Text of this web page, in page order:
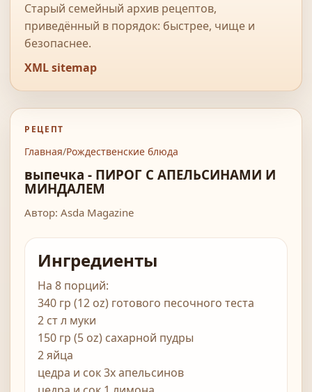
Старый семейный архив рецептов,
приведённый в порядок: быстрее, чище и
безопаснее.
XML sitemap
РЕЦЕПТ
Главная/Рождественские блюда
выпечка - ПИРОГ С АПЕЛЬСИНАМИ И
МИНДАЛЕМ
Автор: Asda Magazine
Ингредиенты
На 8 порций:
340 гр (12 oz) готового песочного теста
2 ст л муки
150 гр (5 oz) сахарной пудры
2 яйца
цедра и сок 3х апельсинов